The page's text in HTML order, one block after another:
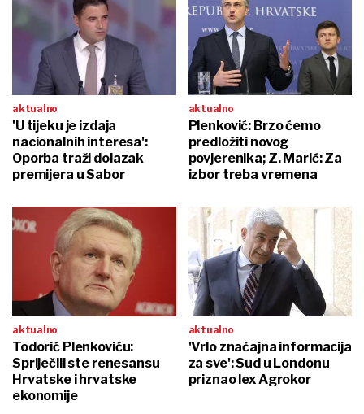
aktualno
'U tijeku je izdaja
nacionalnih interesa':
Oporba traži dolazak
premijera u Sabor
aktualno
Plenković: Brzo ćemo
predložiti novog
povjerenika; Z. Marić: Za
izbor treba vremena
aktualno
Todorić Plenkoviću:
Spriječili ste renesansu
Hrvatske i hrvatske
ekonomije
aktualno
'Vrlo značajna informacija
za sve': Sud u Londonu
priznao lex Agrokor